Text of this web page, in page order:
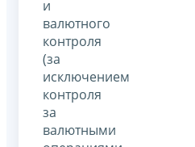
и
валютного
контроля
(за
исключением
контроля
за
валютными